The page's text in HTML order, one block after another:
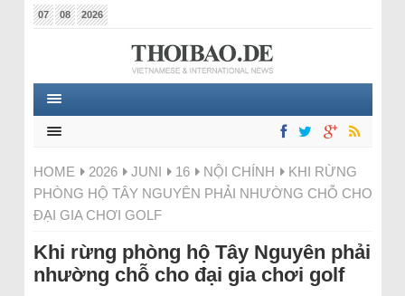
07 08 2026
HOME 2026 JUNI 16 NỘI CHÍNH
KHI RỪNG
PHÒNG HỘ TÂY NGUYÊN PHẢI NHƯỜNG CHỖ CHO
ĐẠI GIA CHƠI GOLF
Khi rừng phòng hộ Tây Nguyên phải
nhường chỗ cho đại gia chơi golf